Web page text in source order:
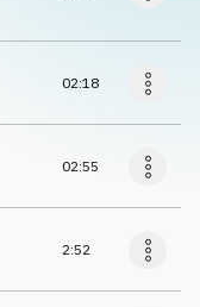
02:18
02:55
2:52